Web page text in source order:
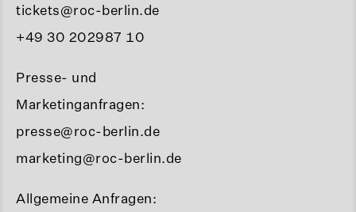
tickets@roc-berlin.de
+49 30 202987 10
Presse- und
Marketinganfragen:
presse@roc-berlin.de
marketing@roc-berlin.de
Allgemeine Anfragen: